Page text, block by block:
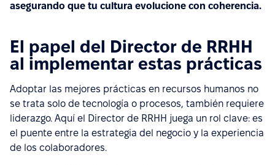
asegurando que tu cultura evolucione con coherencia.
El papel del Director de RRHH
al implementar estas prácticas
Adoptar las mejores prácticas en recursos humanos no
se trata solo de tecnología o procesos, también requiere
liderazgo. Aquí el Director de RRHH juega un rol clave: es
el puente entre la estrategia del negocio y la experiencia
de los colaboradores.